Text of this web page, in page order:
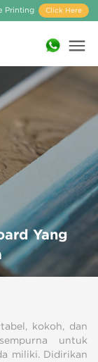
Printing Click Here
Yang
kokoh, dan
untuk
miliki. Didirikan